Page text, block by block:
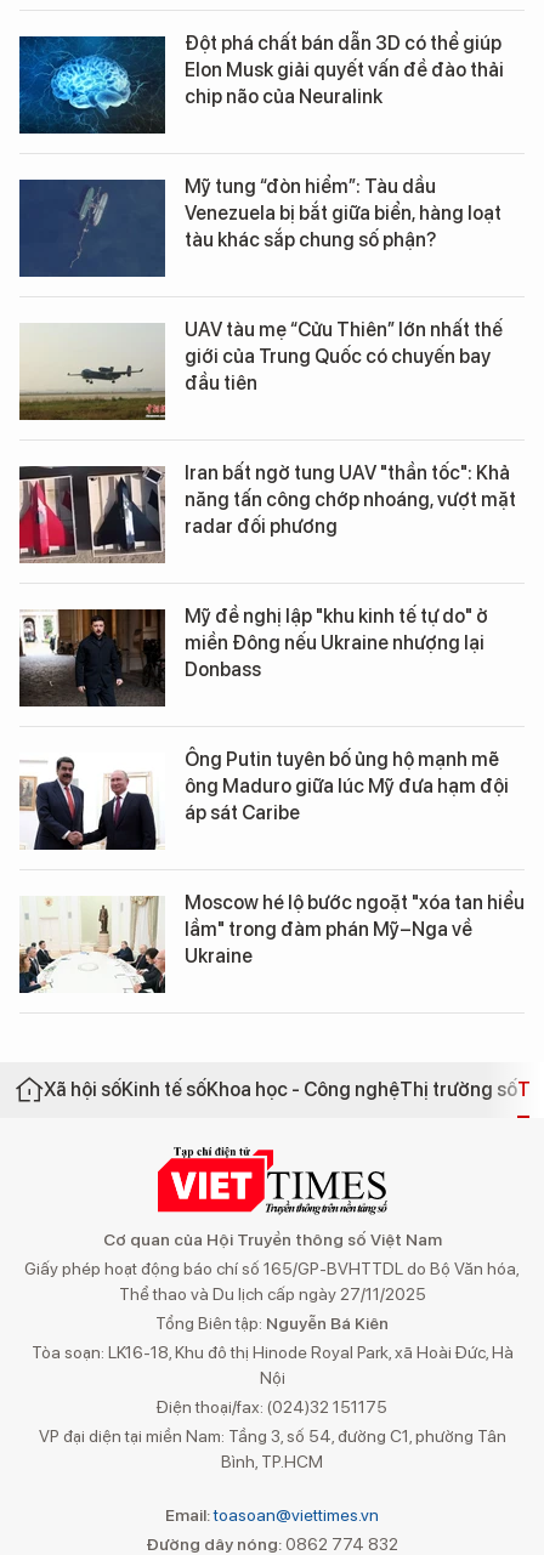
Đột phá chất bán dẫn 3D có thể giúp
Elon Musk giải quyết vấn đề đào thải
chip não của Neuralink
Mỹ tung “đòn hiểm”: Tàu dầu
Venezuela bị bắt giữa biển, hàng loạt
tàu khác sắp chung số phận?
UAV tàu mẹ “Cửu Thiên” lớn nhất thế
giới của Trung Quốc có chuyến bay
đầu tiên
Iran bất ngờ tung UAV "thần tốc": Khả
năng tấn công chớp nhoáng, vượt mặt
radar đối phương
Mỹ đề nghị lập "khu kinh tế tự do" ở
miền Đông nếu Ukraine nhượng lại
Donbass
Ông Putin tuyên bố ủng hộ mạnh mẽ
ông Maduro giữa lúc Mỹ đưa hạm đội
áp sát Caribe
Moscow hé lộ bước ngoặt "xóa tan hiểu
lầm" trong đàm phán Mỹ–Nga về
Ukraine
Xã hội sốKinh tế sốKhoa học - Công nghệThị trường số
Cơ quan của Hội Truyền thông số Việt Nam
Giấy phép hoạt động báo chí số 165/GP-BVHTTDL do Bộ Văn hóa,
Thể thao và Du lịch cấp ngày 27/11/2025
Tổng Biên tập: Nguyễn Bá Kiên
Tòa soạn: LK16-18, Khu đô thị Hinode Royal Park, xã Hoài Đức, Hà
Nội
Điện thoại/fax: (024)32 151175
VP đại diện tại miền Nam: Tầng 3, số 54, đường C1, phường Tân
Bình, TP.HCM
Email:toasoan@viettimes.vn
Đường dây nóng: 0862 774 832